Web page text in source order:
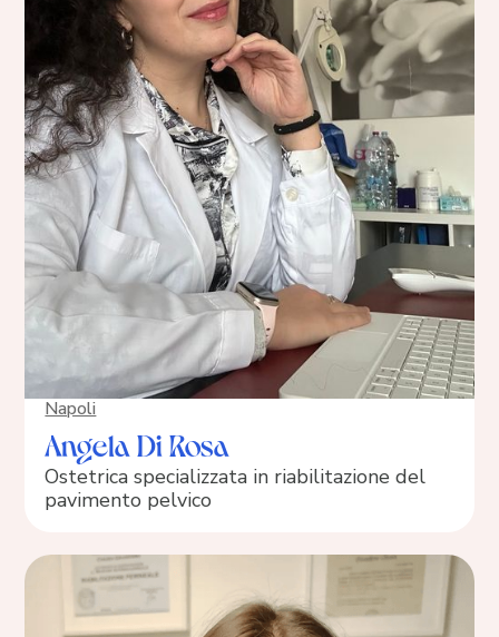
Napoli
Angela Di Rosa
Ostetrica specializzata in riabilitazione del
pavimento pelvico